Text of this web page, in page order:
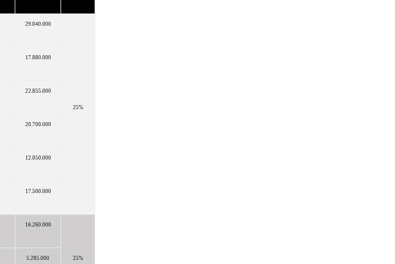
29.040.000
25%
17.880.000
22.855.000
20.700.000
12.050.000
17.500.000
16.260.000
25%
5.285.000